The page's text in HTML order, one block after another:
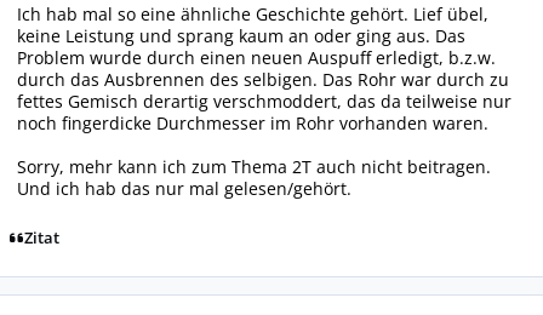
Ich hab mal so eine ähnliche Geschichte gehört. Lief übel,
keine Leistung und sprang kaum an oder ging aus. Das
Problem wurde durch einen neuen Auspuff erledigt, b.z.w.
durch das Ausbrennen des selbigen. Das Rohr war durch zu
fettes Gemisch derartig verschmoddert, das da teilweise nur
noch fingerdicke Durchmesser im Rohr vorhanden waren.
Sorry, mehr kann ich zum Thema 2T auch nicht beitragen.
Und ich hab das nur mal gelesen/gehört.
Zitat